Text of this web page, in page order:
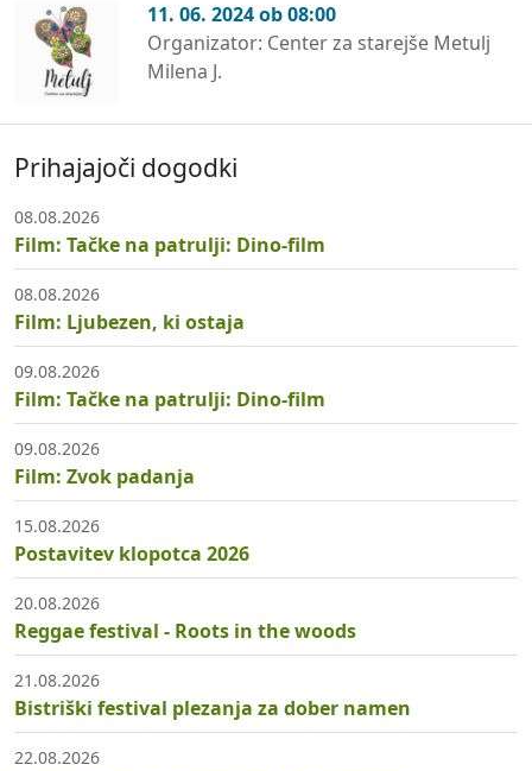
11. 06. 2024 ob 08:00
Organizator: Center za starejše Metulj
Milena J.
Prihajajoči dogodki
08.08.2026
Film: Tačke na patrulji: Dino-film
08.08.2026
Film: Ljubezen, ki ostaja
09.08.2026
Film: Tačke na patrulji: Dino-film
09.08.2026
Film: Zvok padanja
15.08.2026
Postavitev klopotca 2026
20.08.2026
Reggae festival - Roots in the woods
21.08.2026
Bistriški festival plezanja za dober namen
22.08.2026